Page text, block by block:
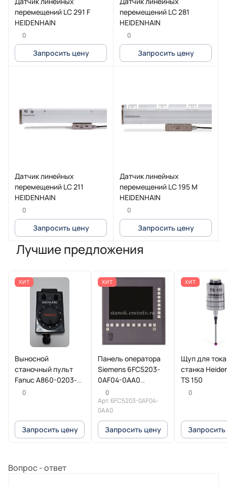
перемещений LC 291 F
HEIDENHAIN
0
Запросить цену
перемещений LC 281
HEIDENHAIN
0
Запросить цену
Датчик линейных
перемещений LC 211
HEIDENHAIN
0
Запросить цену
Датчик линейных
перемещений LC 195 M
HEIDENHAIN
0
Запросить цену
Лучшие предложения
ХИТ
Выносной
станочный пульт
Fanuc A860-0203-
T013
0
Запросить цену
ХИТ
Панель оператора
Siemens 6FC5203-
0AF04-0AA0
SINUMERIK
0
Арт. 6FC5203-0AF04-
0AA0
Запросить цену
ХИТ
Щуп для
станка
TS 150
0
Вопрос - ответ